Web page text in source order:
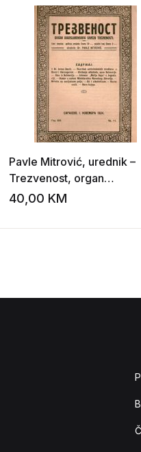
Pavle Mitrović, urednik –
Trezvenost, organ
jugoslavenoskog saveza
40,00 KM